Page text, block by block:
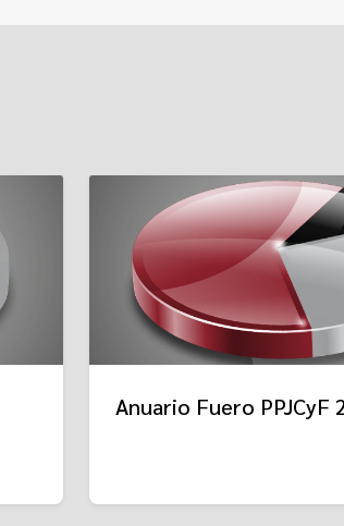
Anuario Fuero PPJCyF